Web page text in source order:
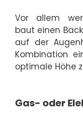
Vor allem wer
baut einen
auf der
Kombination
optimale Höhe
Gas- oder